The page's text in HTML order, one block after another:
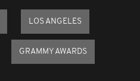
LOS ANGELES
GRAMMY AWARDS